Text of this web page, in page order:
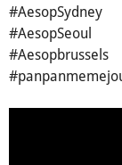
#AesopSydney
#AesopSeoul
#Aesopbrussels